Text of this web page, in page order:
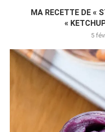
MA RECETTE DE «
«
5